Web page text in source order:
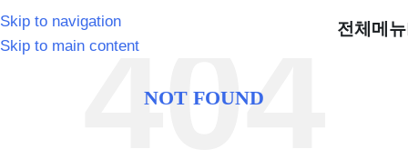
Skip to navigation
Skip to main content
전체메뉴
NOT FOUND